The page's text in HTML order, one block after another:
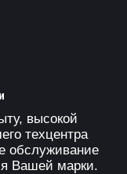
высокой
техцентра
обслуживание
Вашей марки.